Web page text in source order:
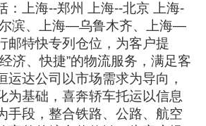
：上海--郑州 上海--北京 上海-
滨、上海—乌鲁木齐、上海—
邮特快专列仓位，为客户提
济、快捷”的物流服务，满足客
运达公司以市场需求为导向，
为基础，喜奔轿车托运以信息
手段，整合铁路、公路、航空